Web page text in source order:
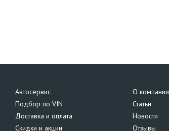
Автосервис
Подбор по VIN
Доставка и оплата
Скидки и акции
О компании
Статьи
Новости
Отзывы